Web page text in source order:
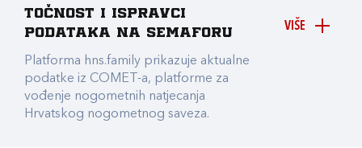
VIŠE
točnost i ispravci
podataka na Semaforu
Platforma hns.family prikazuje aktualne
podatke iz COMET-a, platforme za
vođenje nogometnih natjecanja
Hrvatskog nogometnog saveza.